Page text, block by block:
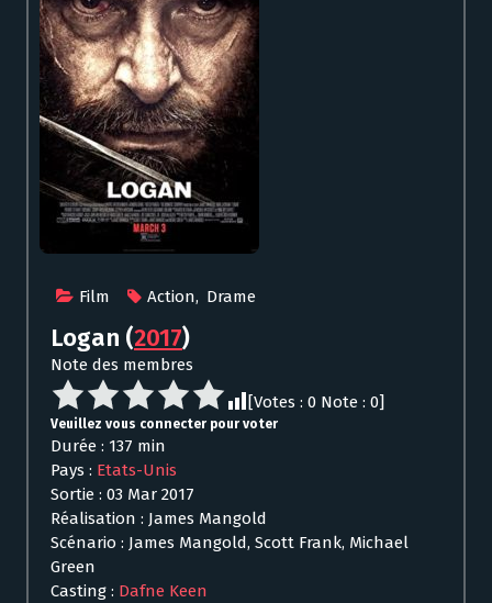
Film Action, Drame
Logan (2017)
Note des membres
[Votes : 0 Note : 0]
Veuillez vous connecter pour voter
Durée : 137 min
Pays : Etats-Unis
Sortie : 03 Mar 2017
Réalisation : James Mangold
Scénario : James Mangold, Scott Frank, Michael
Green
Casting : Dafne Keen